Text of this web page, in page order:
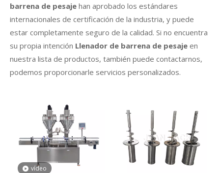
barrena de pesaje han aprobado los estándares
internacionales de certificación de la industria, y puede
estar completamente seguro de la calidad. Si no encuentra
su propia intención Llenador de barrena de pesaje en
nuestra lista de productos, también puede contactarnos,
podemos proporcionarle servicios personalizados.
vídeo